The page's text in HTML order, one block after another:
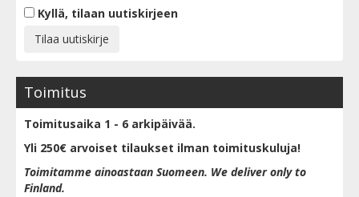
Kyllä, tilaan uutiskirjeen
Toimitus
Toimitusaika 1 - 6 arkipäivää.
Yli 250€ arvoiset tilaukset ilman toimituskuluja!
Toimitamme ainoastaan Suomeen. We deliver only to
Finland.